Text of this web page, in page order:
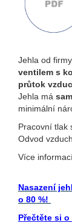
Jehla od
ventilem s
průtok
Jehla má
minimální
Pracovní tlak
Odvod
Více
Nasazení
o 80 %!
Přečtěte si